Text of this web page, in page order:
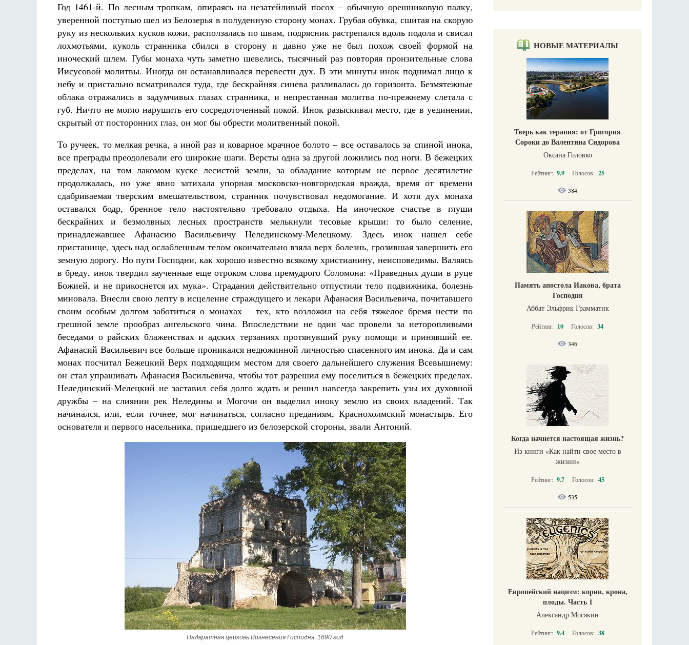
Год 1461-й. По лесным тропкам, опираясь на незатейливый посох – обычную орешниковую палку,
уверенной поступью шел из Белозерья в полуденную сторону монах. Грубая обувка, сшитая на скорую
руку из нескольких кусков кожи, расползалась по швам, подрясник растрепался вдоль подола и свисал
лохмотьями, куколь странника сбился в сторону и давно уже не был похож своей формой на
иноческий шлем. Губы монаха чуть заметно шевелись, тысячный раз повторяя пронзительные слова
Иисусовой молитвы. Иногда он останавливался перевести дух. В эти минуты инок поднимал лицо к
небу и пристально всматривался туда, где бескрайняя синева разливалась до горизонта. Безмятежные
облака отражались в задумчивых глазах странника, и непрестанная молитва по-прежнему слетала с
губ. Ничто не могло нарушить его сосредоточенный покой. Инок разыскивал место, где в уединении,
скрытый от посторонних глаз, он мог бы обрести молитвенный покой.
То ручеек, то мелкая речка, а иной раз и коварное мрачное болото – все оставалось за спиной инока,
все преграды преодолевали его широкие шаги. Версты одна за другой ложились под ноги. В бежецких
пределах, на том лакомом куске лесистой земли, за обладание которым не первое десятилетие
продолжалась, но уже явно затихала упорная московско-новгородская вражда, время от времени
сдабриваемая тверским вмешательством, странник почувствовал недомогание. И хотя дух монаха
оставался бодр, бренное тело настоятельно требовало отдыха. На иноческое счастье в глуши
бескрайних и безмолвных лесных пространств мелькнули тесовые крыши: то было селение,
принадлежавшее Афанасию Васильевичу Нелединскому-Мелецкому. Здесь инок нашел себе
пристанище, здесь над ослабленным телом окончательно взяла верх болезнь, грозившая завершить его
земную дорогу. Но пути Господни, как хорошо известно всякому христианину, неисповедимы. Валяясь
в бреду, инок твердил заученные еще отроком слова премудрого Соломона: «Праведных души в руце
Божией, и не прикоснется их мука». Страдания действительно отпустили тело подвижника, болезнь
миновала. Внесли свою лепту в исцеление страждущего и лекари Афанасия Васильевича, почитавшего
своим особым долгом заботиться о монахах – тех, кто возложил на себя тяжелое бремя нести по
грешной земле прообраз ангельского чина. Впоследствии не один час провели за неторопливыми
беседами о райских блаженствах и адских терзаниях протянувший руку помощи и принявший ее.
Афанасий Васильевич все больше проникался недюжинной личностью спасенного им инока. Да и сам
монах посчитал Бежецкий Верх подходящим местом для своего дальнейшего служения Всевышнему:
он стал упрашивать Афанасия Васильевича, чтобы тот разрешил ему поселиться в бежецких пределах.
Нелединский-Мелецкий не заставил себя долго ждать и решил навсегда закрепить узы их духовной
дружбы – на слиянии рек Неледины и Могочи он выделил иноку землю из своих владений. Так
начинался, или, если точнее, мог начинаться, согласно преданиям, Краснохолмский монастырь. Его
основателя и первого насельника, пришедшего из белозерской стороны, звали Антоний.
Надвратная церковь Вознесения Господня. 1690 год
НОВЫЕ МАТЕРИАЛЫ
Тверь как терапия: от Григория
Сороки до Валентина Сидорова
Оксана Головко
Рейтинг: 9.9 Голосов: 25
384
Память апостола Иакова, брата
Господня
Аббат Эльфрик Грамматик
Рейтинг: 10 Голосов: 34
346
Когда начнется настоящая жизнь?
Из книги «Как найти свое место в
жизни​»
Рейтинг: 9.7 Голосов: 45
535
Европейский нацизм: корни, крона,
плоды. Часть 1
Александр Мосякин
Рейтинг: 9.4 Голосов: 38